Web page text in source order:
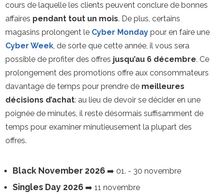
cours de laquelle les clients peuvent conclure de bonnes
affaires pendant tout un mois. De plus, certains
magasins prolongent le Cyber Monday pour en faire une
Cyber Week, de sorte que cette année, il vous sera
possible de profiter des offres jusqu’au 6 décembre. Ce
prolongement des promotions offre aux consommateurs
davantage de temps pour prendre de meilleures
décisions d’achat: au lieu de devoir se décider en une
poignée de minutes, il reste désormais suffisamment de
temps pour examiner minutieusement la plupart des
offres.
Black November 2026 ➡️ 01. - 30 novembre
Singles Day 2026 ➡️ 11 novembre